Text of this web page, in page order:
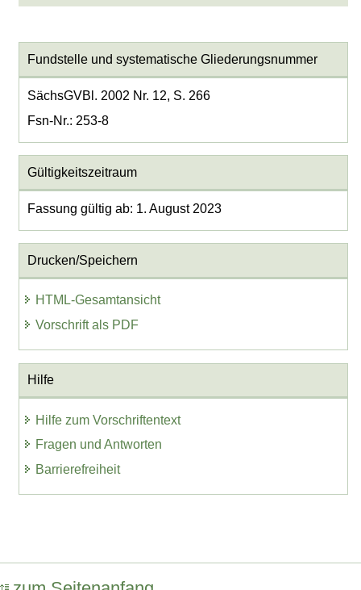
Fundstelle und systematische Gliederungsnummer
SächsGVBl. 2002 Nr. 12, S. 266
Fsn-Nr.: 253-8
Gültigkeitszeitraum
Fassung gültig ab: 1. August 2023
Drucken/Speichern
HTML-Gesamtansicht
Vorschrift als PDF
Hilfe
Hilfe zum Vorschriftentext
Fragen und Antworten
Barrierefreiheit